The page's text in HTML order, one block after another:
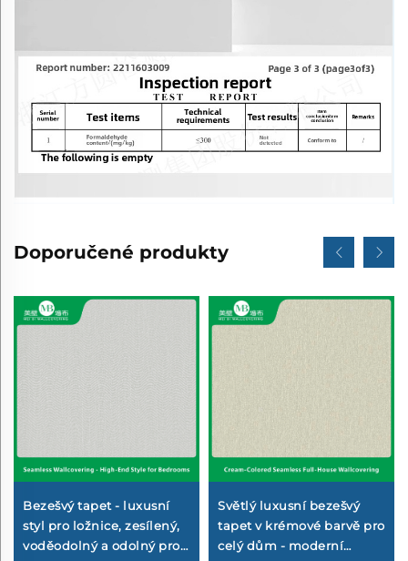
Doporučené produkty
Bezešvý tapet - luxusní
styl pro ložnice, zesílený,
voděodolný a odolný proti
Světlý luxusní bezešvý
tapet v krémové barvě pro
celý dům - moderní